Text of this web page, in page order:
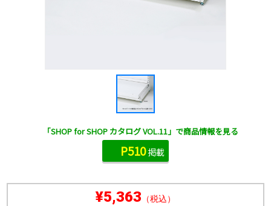
¥5,363 （税込）
「SHOP for SHOP カタログ VOL.11」で商品情報を見る
P510掲載